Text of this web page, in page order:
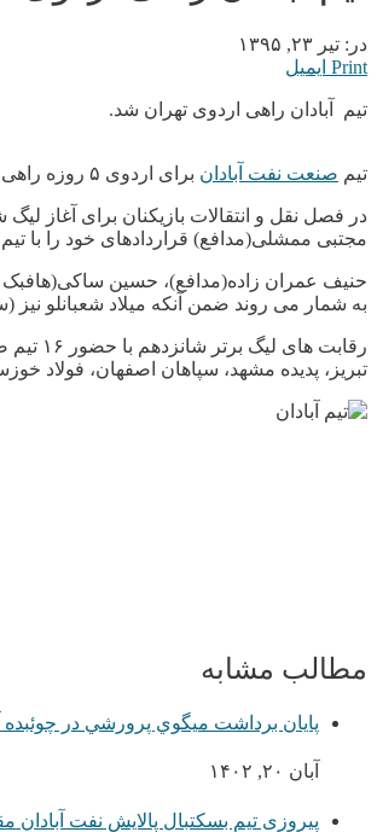
در: تیر ۲۳, ۱۳۹۵
Print ایمیل
تیم آبادان راهی اردوی تهران شد.
تیم صنعت نفت آبادان برای اردوی ۵ روزه راهی تهران شده و بازیکنان آزمایش پزشکی انجام می دهند و بعد از آن قرار است چند بازی تدارکاتی با تیم های حاضر در تهران برگزار نمايند.
در فصل نقل و انتقالات بازیکنان برای آغاز
مجتبی ممشلی(مدافع) قراردادهای خود را با
حنیف عمران زاده(مدافع)، حسین ساکی(هافبک
به شمار می روند ضمن آنکه میلاد شعبانلو نیز (سهمیه زیر۲۳ سال) به
تبریز، پدیده مشهد، سپاهان اصفهان، فولاد
مطالب مشابه
پايان برداشت ميگوي پرورشي در چوئبده
آبان ۲۰, ۱۴۰۲
پیروزی تیم بسکتبال پالایش نفت آبادان